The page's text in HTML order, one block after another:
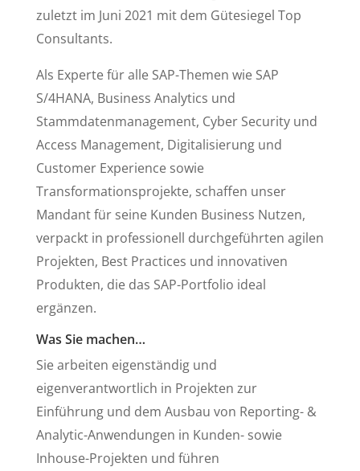
zuletzt im Juni 2021 mit dem Gütesiegel Top
Consultants.
Als Experte für alle SAP-Themen wie SAP
S/4HANA, Business Analytics und
Stammdatenmanagement, Cyber Security und
Access Management, Digitalisierung und
Customer Experience sowie
Transformationsprojekte, schaffen unser
Mandant für seine Kunden Business Nutzen,
verpackt in professionell durchgeführten agilen
Projekten, Best Practices und innovativen
Produkten, die das SAP-Portfolio ideal
ergänzen.
Was Sie machen…
Sie arbeiten eigenständig und
eigenverantwortlich in Projekten zur
Einführung und dem Ausbau von Reporting- &
Analytic-Anwendungen in Kunden- sowie
Inhouse-Projekten und führen